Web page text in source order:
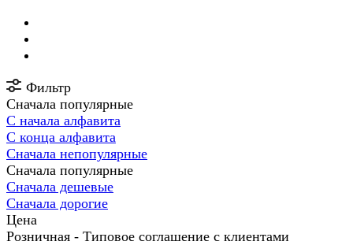
Фильтр
Сначала популярные
С начала алфавита
С конца алфавита
Сначала непопулярные
Сначала популярные
Сначала дешевые
Сначала дорогие
Цена
Розничная - Типовое соглашение с клиентами